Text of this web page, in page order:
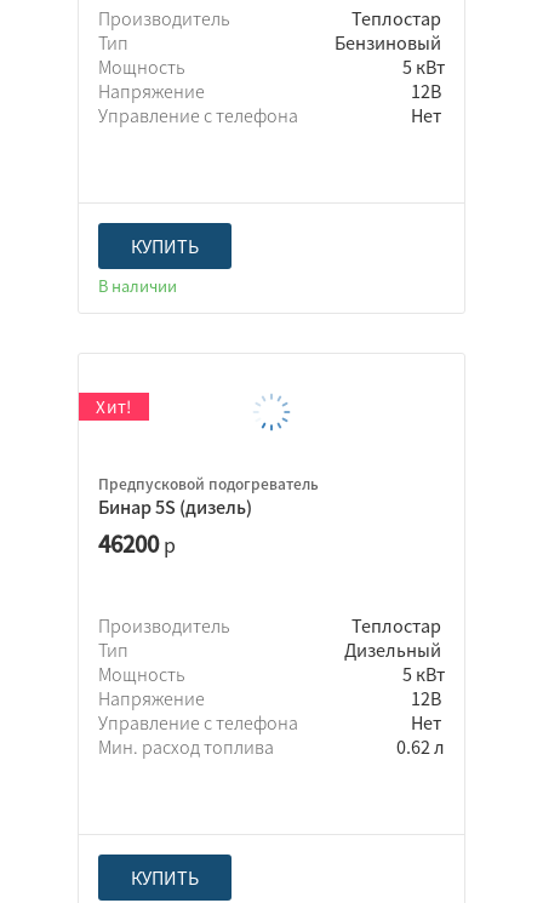
Eberspacher
Webasto
Altox
H-Thermo
TEC electronics
TerraFrigo
Элинж
Бензиновый
Дизельный
Производитель
Теплостар
Тип
Бензиновый
Мощность
5 кВт
Напряжение
12В
Управление с телефона
Нет
КУПИТЬ
В наличии
Предпусковой подогреватель
Бинар 5S (дизель)
46200р
Производитель
Теплостар
Тип
Дизельный
Мощность
5 кВт
Напряжение
12В
Управление с телефона
Нет
Мин. расход топлива
0.62 л
КУПИТЬ